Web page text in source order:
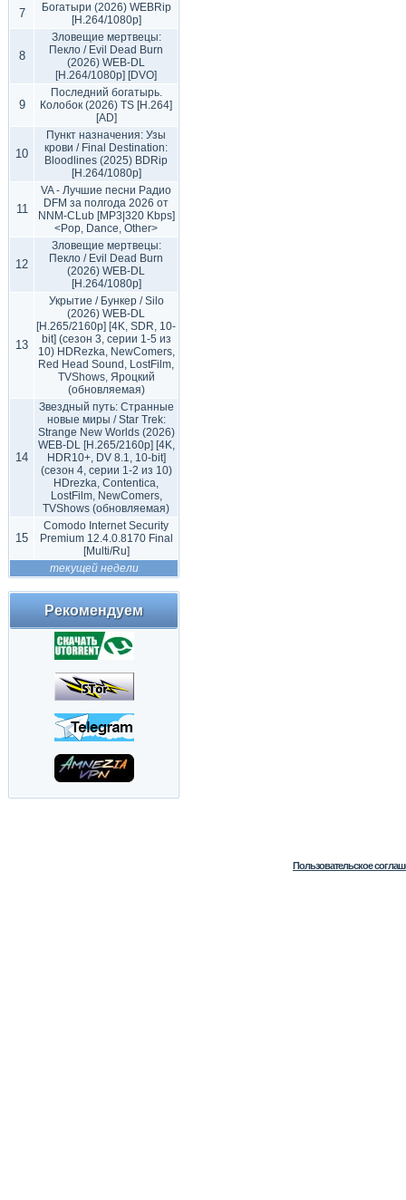
7
Богатыри (2026) WEBRip
[H.264/1080p]
8
Зловещие мертвецы:
Пекло / Evil Dead Burn
(2026) WEB-DL
[H.264/1080p] [DVO]
9
Последний богатырь.
Колобок (2026) TS [H.264]
[AD]
10
Пункт назначения: Узы
крови / Final Destination:
Bloodlines (2025) BDRip
[H.264/1080p]
11
VA - Лучшие песни Радио
DFM за полгода 2026 от
NNM-CLub [MP3|320 Kbps]
<Pop, Dance, Other>
12
Зловещие мертвецы:
Пекло / Evil Dead Burn
(2026) WEB-DL
[H.264/1080p]
13
Укрытие / Бункер / Silo
(2026) WEB-DL
[H.265/2160p] [4K, SDR, 10-
bit] (сезон 3, серии 1-5 из
10) HDRezka, NewComers,
Red Head Sound, LostFilm,
TVShows, Яроцкий
(обновляемая)
14
Звездный путь: Странные
новые миры / Star Trek:
Strange New Worlds (2026)
WEB-DL [H.265/2160p] [4K,
HDR10+, DV 8.1, 10-bit]
(сезон 4, серии 1-2 из 10)
HDrezka, Contentica,
LostFilm, NewComers,
TVShows (обновляемая)
15
Comodo Internet Security
Premium 12.4.0.8170 Final
[Multi/Ru]
текущей недели
Рекомендуем
Пользовательское